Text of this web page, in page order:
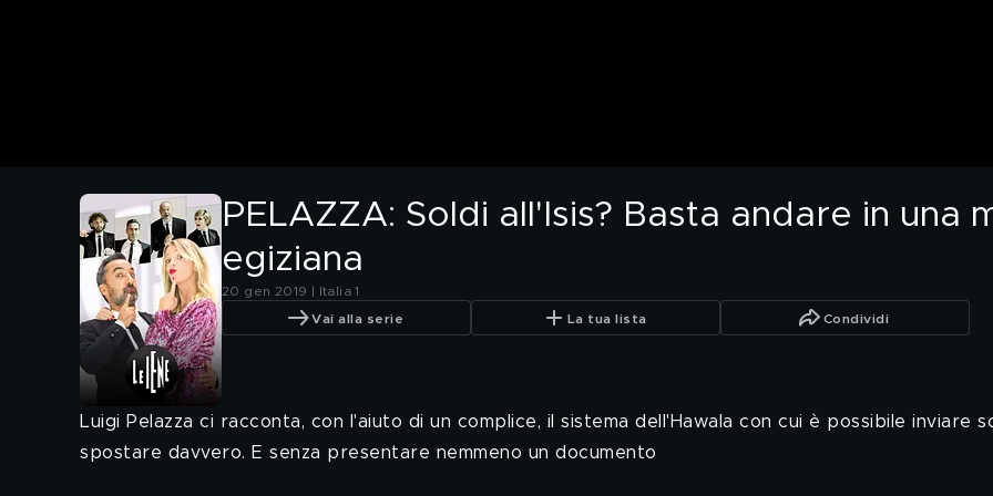
PELAZZA: Soldi all'Isis? Basta andare in una
egiziana
20 gen 2019 | Italia 1
Vai alla serie La tua lista Condividi
Luigi Pelazza ci racconta, con l'aiuto di un complice, il sistema dell'Hawala con cui è possibile inviare
spostare davvero. E senza presentare nemmeno un documento